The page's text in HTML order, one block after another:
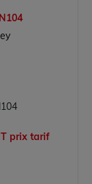
prix tarif